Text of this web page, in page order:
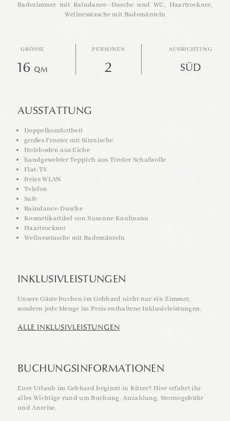
Badezimmer mit Raindance–Dusche und WC, Haartrockner,
Wellnesstasche mit Bademänteln
GRÖSSE
16 QM
PERSONEN
2
AUSRICHTUNG
SÜD
AUSSTATTUNG
Doppelkomfortbett
großes Fenster mit Sitznische
Holzboden aus Eiche
handgewebter Teppich aus Tiroler Schafwolle
Flat-TV
freies WLAN
Telefon
Safe
Raindance-Dusche
Kosmetikartikel von Susanne Kaufmann
Haartrockner
Wellnesstasche mit Bademänteln
INKLUSIVLEISTUNGEN
Unsere Gäste buchen im Gebhard nicht nur ein Zimmer,
sondern jede Menge im Preis enthaltene Inklusivleistungen.
ALLE INKLUSIVLEISTUNGEN
BUCHUNGSINFORMATIONEN
Euer Urlaub im Gebhard beginnt in Kürze? Hier erfahrt ihr
alles Wichtige rund um Buchung, Anzahlung, Stornogebühr
und Anreise.